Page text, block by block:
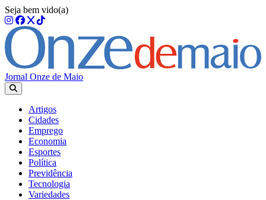
Seja bem vido(a)
Jornal Onze de Maio
Artigos
Cidades
Emprego
Economia
Esportes
Política
Previdência
Tecnologia
Variedades